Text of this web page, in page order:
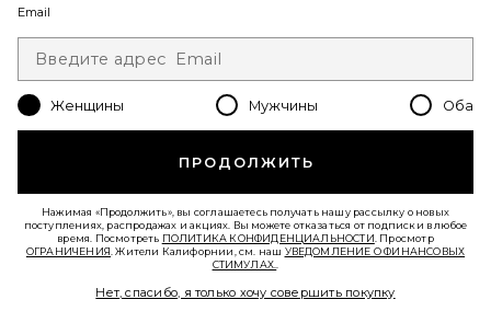
Email
Женщины Мужчины Оба
ПРОДОЛЖИТЬ
Нажимая «Продолжить», вы соглашаетесь получать нашу рассылку о новых
поступлениях, распродажах и акциях. Вы можете отказаться от подписки в любое
время. Посмотреть ПОЛИТИКА КОНФИДЕНЦИАЛЬНОСТИ . Просмотр
ОГРАНИЧЕНИЯ . Жители Калифорнии, см. наш УВЕДОМЛЕНИЕ О ФИНАНСОВЫХ
СТИМУЛАХ.
Нет, спасибо, я только хочу совершить покупку